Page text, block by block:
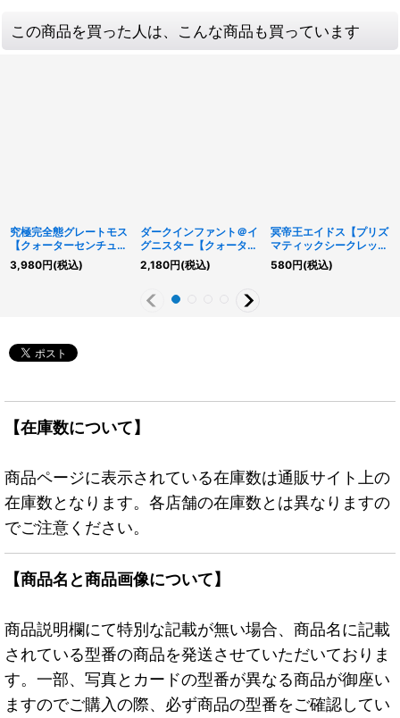
この商品を買った人は、こんな商品も買っています
究極完全態グレートモス
【クォーターセンチュリ
ーシークレット】
{EDC1-JP001}《モンス
3,980円(税込)
ダークインファント＠イ
グニスター【クォーター
センチュリーシークレッ
ト】{ALIN-JPS01}《リ
2,180円(税込)
冥帝王エイドス【プリズ
マティックシークレッ
ト】{DUAD-JP017}
《モンスター》
580円(税込)
【在庫数について】
商品ページに表示されている在庫数は通販サイト上の
在庫数となります。各店舗の在庫数とは異なりますの
でご注意ください。
【商品名と商品画像について】
商品説明欄にて特別な記載が無い場合、商品名に記載
されている型番の商品を発送させていただいておりま
す。一部、写真とカードの型番が異なる商品が御座い
ますのでご購入の際、必ず商品の型番をご確認してい